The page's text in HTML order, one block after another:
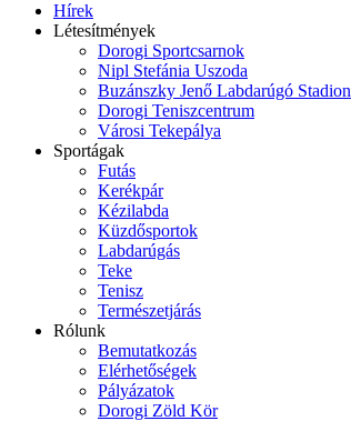
Hírek
Létesítmények
Dorogi Sportcsarnok
Nipl Stefánia Uszoda
Buzánszky Jenő Labdarúgó Stadion
Dorogi Teniszcentrum
Városi Tekepálya
Sportágak
Futás
Kerékpár
Kézilabda
Küzdősportok
Labdarúgás
Teke
Tenisz
Természetjárás
Rólunk
Bemutatkozás
Elérhetőségek
Pályázatok
Dorogi Zöld Kör